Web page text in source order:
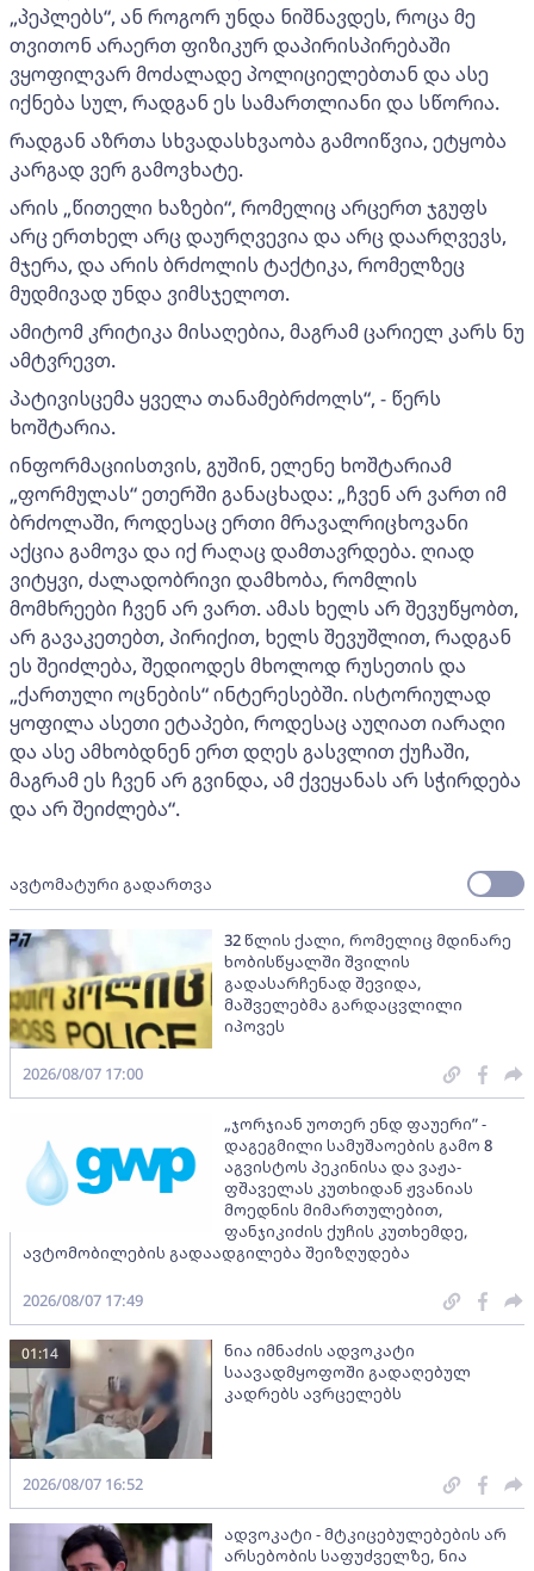
„პეპლებს“, ან როგორ უნდა ნიშნავდეს, როცა მე
თვითონ არაერთ ფიზიკურ დაპირისპირებაში
ვყოფილვარ მოძალადე პოლიციელებთან და ასე
იქნება სულ, რადგან ეს სამართლიანი და სწორია.
რადგან აზრთა სხვადასხვაობა გამოიწვია, ეტყობა
კარგად ვერ გამოვხატე.
არის „წითელი ხაზები“, რომელიც არცერთ ჯგუფს
არც ერთხელ არც დაურღვევია და არც დაარღვევს,
მჯერა, და არის ბრძოლის ტაქტიკა, რომელზეც
მუდმივად უნდა ვიმსჯელოთ.
ამიტომ კრიტიკა მისაღებია, მაგრამ ცარიელ კარს ნუ
ამტვრევთ.
პატივისცემა ყველა თანამებრძოლს“, - წერს
ხოშტარია.
ინფორმაციისთვის, გუშინ, ელენე ხოშტარიამ
„ფორმულას“ ეთერში განაცხადა: „ჩვენ არ ვართ იმ
ბრძოლაში, როდესაც ერთი მრავალრიცხოვანი
აქცია გამოვა და იქ რაღაც დამთავრდება. ღიად
ვიტყვი, ძალადობრივი დამხობა, რომლის
მომხრეები ჩვენ არ ვართ. ამას ხელს არ შევუწყობთ,
არ გავაკეთებთ, პირიქით, ხელს შევუშლით, რადგან
ეს შეიძლება, შედიოდეს მხოლოდ რუსეთის და
„ქართული ოცნების“ ინტერესებში. ისტორიულად
ყოფილა ასეთი ეტაპები, როდესაც აუღიათ იარაღი
და ასე ამხობდნენ ერთ დღეს გასვლით ქუჩაში,
მაგრამ ეს ჩვენ არ გვინდა, ამ ქვეყანას არ სჭირდება
და არ შეიძლება“.
ავტომატური გადართვა
32 წლის ქალი, რომელიც მდინარე
ხობისწყალში შვილის
გადასარჩენად შევიდა,
მაშველებმა გარდაცვლილი
იპოვეს
2026/08/07 17:00
„ჯორჯიან უოთერ ენდ ფაუერი” -
დაგეგმილი სამუშაოების გამო 8
აგვისტოს პეკინისა და ვაჟა-
ფშაველას კუთხიდან ჟვანიას
მოედნის მიმართულებით,
ფანჯიკიძის ქუჩის კუთხემდე,
ავტომობილების გადაადგილება შეიზღუდება
2026/08/07 17:49
ნია იმნაძის ადვოკატი
საავადმყოფოში გადაღებულ
კადრებს ავრცელებს
01:14
2026/08/07 16:52
ადვოკატი - მტკიცებულებების არ
არსებობის საფუძველზე, ნია